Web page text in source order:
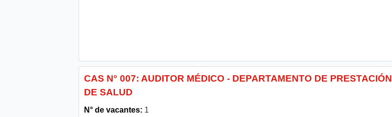
CAS N° 007: AUDITOR MÉDICO - DEPARTAMENTO DE PRESTACIÓN
DE SALUD
N° de vacantes: 1